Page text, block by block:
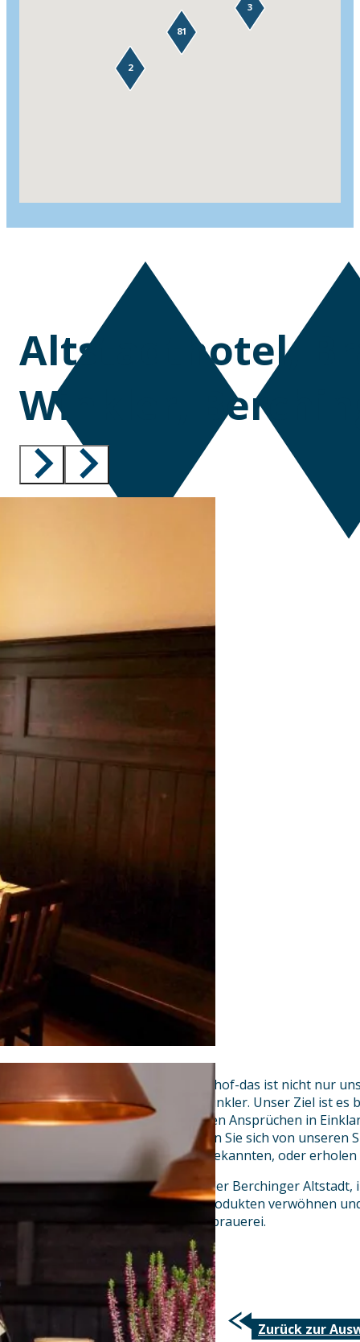
81
2
3
Altstadthotel,
Winkler,
Altstadthotel, Brauerei und Gasthof-das ist nicht nur
Philosophie der Familie Plank-Winkler. Unser Ziel ist es
Gepflogenheiten mit zeitgemäßen Ansprüchen in
Kehren Sie bei uns ein und lassen Sie sich von
feiern Sie mit Verwandten und Bekannten, oder
Lassen Sie sich direkt in Mitten der Berchinger
mit einer Kost aus regionalen Produkten verwöhnen
Bierspezialitäten unserer Privatbrauerei.
Ihre Familie Plank-Winkler
Zurück zur